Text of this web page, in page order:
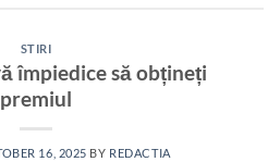
STIRI
împiedice să obțineți
premiul
16, 2025 BY REDACTIA